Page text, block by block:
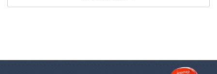
перерізу.
балон. Флюсовий дріт підходить для MIG/MAG